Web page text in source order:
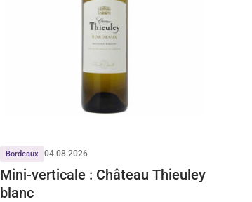
Bordeaux 04.08.2026
Mini-verticale : Château Thieuley
blanc